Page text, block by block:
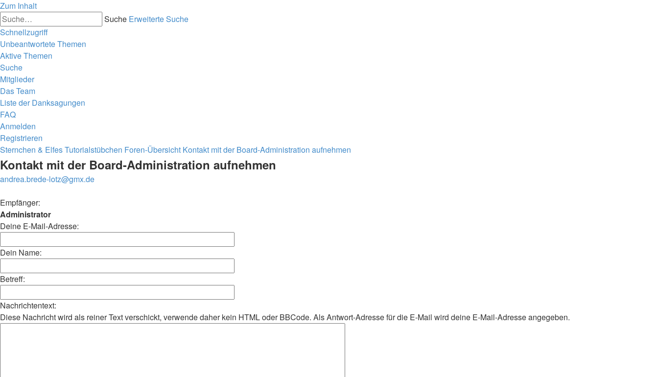
Zum Inhalt
Suche Erweiterte Suche
Schnellzugriff
Unbeantwortete Themen
Aktive Themen
Suche
Mitglieder
Das Team
Liste der Danksagungen
FAQ
Anmelden
Registrieren
Sternchen & Elfes Tutorialstübchen Foren-Übersicht Kontakt mit der Board-Administration aufnehmen
Kontakt mit der Board-Administration aufnehmen
andrea.brede-lotz@gmx.de
Empfänger:
Administrator
Deine E-Mail-Adresse:
Dein Name:
Betreff:
Nachrichtentext:
Diese Nachricht wird als reiner Text verschickt, verwende daher kein HTML oder BBCode. Als Antwort-Adresse für die E-Mail wird deine E-Mail-Adresse angegeben.